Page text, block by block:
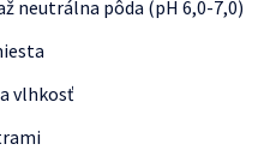
neutrálna pôda (pH 6,0-7,0)
vlhkosť